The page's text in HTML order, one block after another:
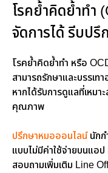
โรคย้ำคิดย้ำทำ
จัดการได้ รีบป
โรคย้ำคิดย้ำทำ หรือ
สามารถรักษาและบรรเท
หากได้รับการดูแลที่เหมา
คุณภาพ
ปรึกษาหมอออนไลน์นักก
แบบไม่มีค่าใช้จ่ายบนแอ
สอบถามเพิ่มเติม Line